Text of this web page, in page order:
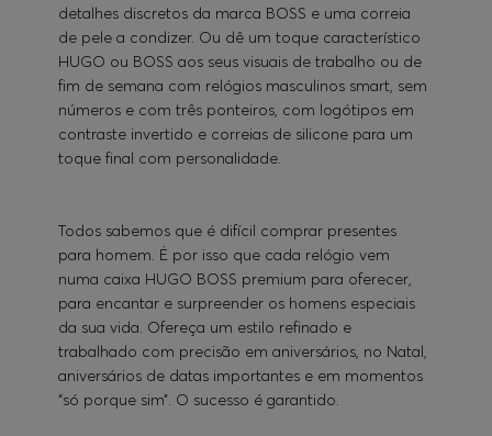
detalhes discretos da marca BOSS e uma correia
de pele a condizer. Ou dê um toque característico
HUGO ou BOSS aos seus visuais de trabalho ou de
fim de semana com relógios masculinos smart, sem
números e com três ponteiros, com logótipos em
contraste invertido e correias de silicone para um
toque final com personalidade.
Todos sabemos que é difícil comprar presentes
para homem. É por isso que cada relógio vem
numa caixa HUGO BOSS premium para oferecer,
para encantar e surpreender os homens especiais
da sua vida. Ofereça um estilo refinado e
trabalhado com precisão em aniversários, no Natal,
aniversários de datas importantes e em momentos
“só porque sim”. O sucesso é garantido.